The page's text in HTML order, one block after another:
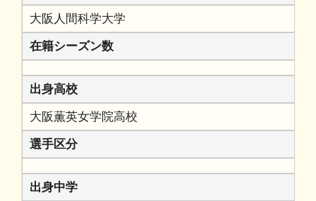
大阪人間科学大学
在籍シーズン数
出身高校
大阪薫英女学院高校
選手区分
出身中学